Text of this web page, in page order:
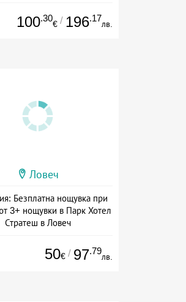
100.30
€ / 196.17
лв.
Ловеч
Безплатна нощувка при
3+ нощувки в Парк Хотел
Стратеш в Ловеч
50€ / 97.79
лв.